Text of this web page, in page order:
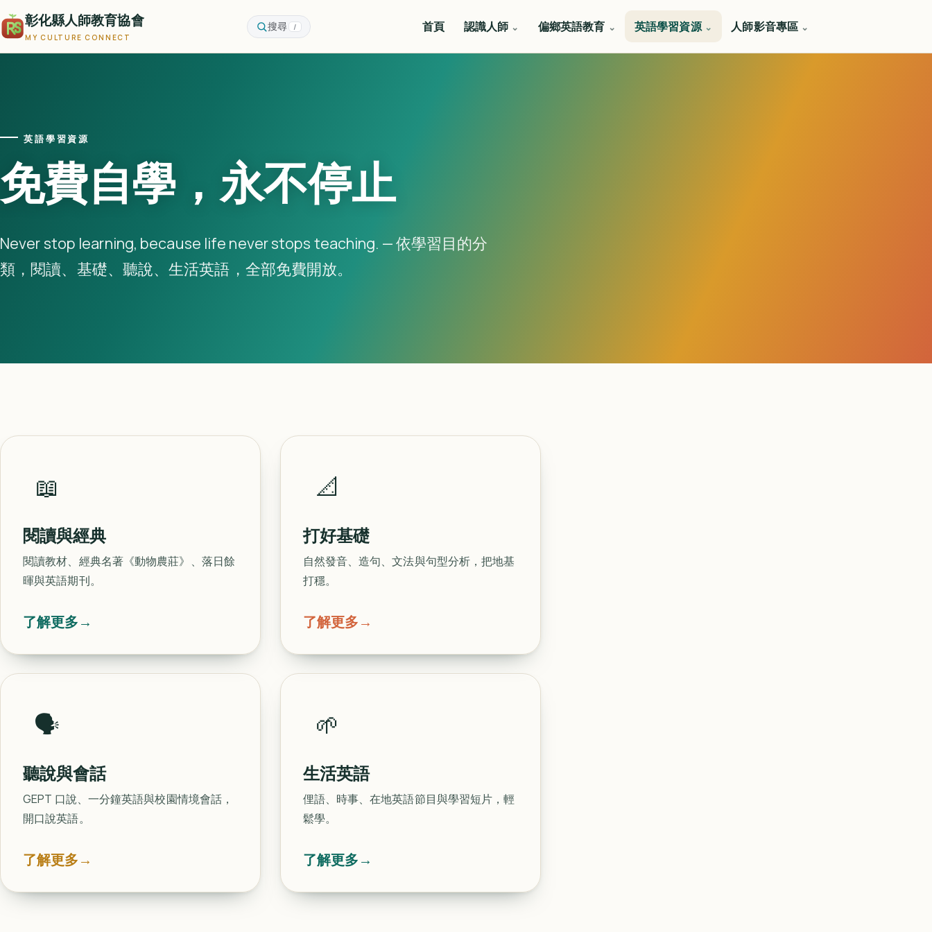
彰化縣人師教育協會
MY CULTURE CONNECT
搜尋 / 首頁 認識人師 偏鄉英語教育 英語學習資源 人師影音專區
英語學習資源
免費自學，永不停止
Never stop learning, because life never stops teaching. — 依學習目的分
類，閱讀、基礎、聽說、生活英語，全部免費開放。
📖
閱讀與經典
閱讀教材、經典名著《動物農莊》、落日餘
暉與英語期刊。
了解更多→
📐
打好基礎
自然發音、造句、文法與句型分析，把地基
打穩。
了解更多→
🗣️
聽說與會話
GEPT 口說、一分鐘英語與校園情境會話，
開口說英語。
了解更多→
🌱
生活英語
俚語、時事、在地英語節目與學習短片，輕
鬆學。
了解更多→